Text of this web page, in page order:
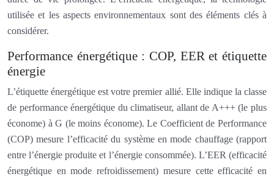
utilisée et les aspects environnementaux sont des éléments clés à
considérer.
Performance énergétique : COP, EER et étiquette
énergie
L’étiquette énergétique est votre premier allié. Elle indique la classe
de performance énergétique du climatiseur, allant de A+++ (le plus
économe) à G (le moins économe). Le Coefficient de Performance
(COP) mesure l’efficacité du système en mode chauffage (rapport
entre l’énergie produite et l’énergie consommée). L’EER (efficacité
énergétique en mode refroidissement) mesure cette efficacité en